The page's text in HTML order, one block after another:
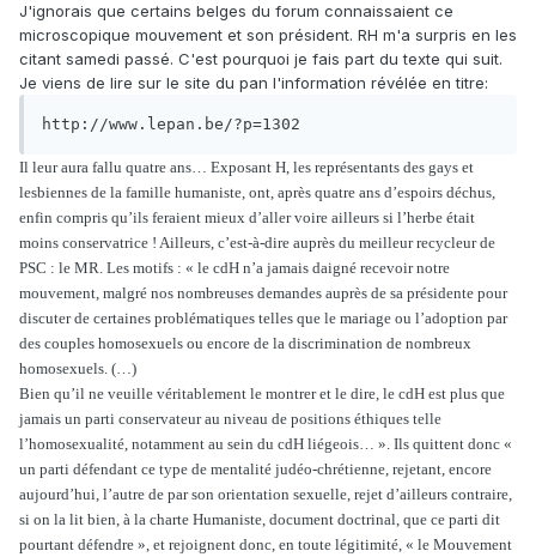
J'ignorais que certains belges du forum connaissaient ce
microscopique mouvement et son président. RH m'a surpris en les
citant samedi passé. C'est pourquoi je fais part du texte qui suit.
Je viens de lire sur le site du pan l'information révélée en titre:
http://www.lepan.be/?p=1302
Il leur aura fallu quatre ans… Exposant H, les représentants des gays et
lesbiennes de la famille humaniste, ont, après quatre ans d’espoirs déchus,
enfin compris qu’ils feraient mieux d’aller voire ailleurs si l’herbe était
moins conservatrice ! Ailleurs, c’est-à-dire auprès du meilleur recycleur de
PSC : le MR. Les motifs : « le cdH n’a jamais daigné recevoir notre
mouvement, malgré nos nombreuses demandes auprès de sa présidente pour
discuter de certaines problématiques telles que le mariage ou l’adoption par
des couples homosexuels ou encore de la discrimination de nombreux
homosexuels. (…)
Bien qu’il ne veuille véritablement le montrer et le dire, le cdH est plus que
jamais un parti conservateur au niveau de positions éthiques telle
l’homosexualité, notamment au sein du cdH liégeois… ». Ils quittent donc «
un parti défendant ce type de mentalité judéo-chrétienne, rejetant, encore
aujourd’hui, l’autre de par son orientation sexuelle, rejet d’ailleurs contraire,
si on la lit bien, à la charte Humaniste, document doctrinal, que ce parti dit
pourtant défendre », et rejoignent donc, en toute légitimité, « le Mouvement